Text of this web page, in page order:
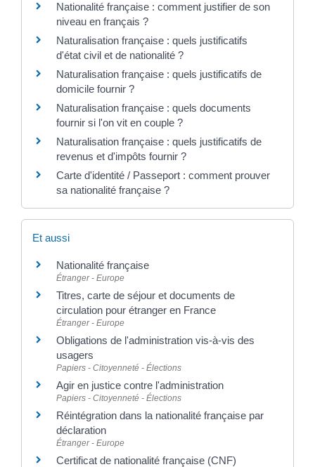
Nationalité française : comment justifier de son
niveau en français ?
Naturalisation française : quels justificatifs
d'état civil et de nationalité ?
Naturalisation française : quels justificatifs de
domicile fournir ?
Naturalisation française : quels documents
fournir si l'on vit en couple ?
Naturalisation française : quels justificatifs de
revenus et d'impôts fournir ?
Carte d'identité / Passeport : comment prouver
sa nationalité française ?
Et aussi
Nationalité française
Étranger - Europe
Titres, carte de séjour et documents de
circulation pour étranger en France
Étranger - Europe
Obligations de l'administration vis-à-vis des
usagers
Papiers - Citoyenneté - Élections
Agir en justice contre l'administration
Papiers - Citoyenneté - Élections
Réintégration dans la nationalité française par
déclaration
Étranger - Europe
Certificat de nationalité française (CNF)